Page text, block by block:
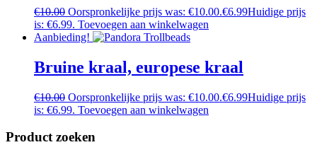
€10.00 Oorspronkelijke prijs was: €10.00.€6.99Huidige prijs
is: €6.99. Toevoegen aan winkelwagen
Aanbieding!
Bruine kraal, europese kraal
€10.00 Oorspronkelijke prijs was: €10.00.€6.99Huidige prijs
is: €6.99. Toevoegen aan winkelwagen
Product zoeken